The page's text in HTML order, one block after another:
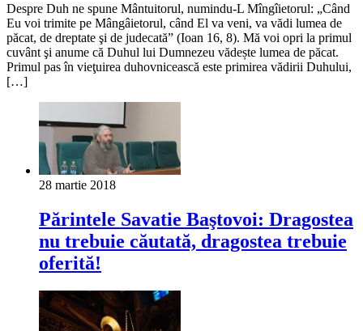
Despre Duh ne spune Mântuitorul, numindu-L Mîngîietorul: „Când
Eu voi trimite pe Mângâietorul, când El va veni, va vădi lumea de
păcat, de dreptate şi de judecată” (Ioan 16, 8). Mă voi opri la primul
cuvânt şi anume că Duhul lui Dumnezeu vădește lumea de păcat.
Primul pas în vieţuirea duhovnicească este primirea vădirii Duhului,
[…]
28 martie 2018
Părintele Savatie Baştovoi: Dragostea
nu trebuie căutată, dragostea trebuie
oferită!